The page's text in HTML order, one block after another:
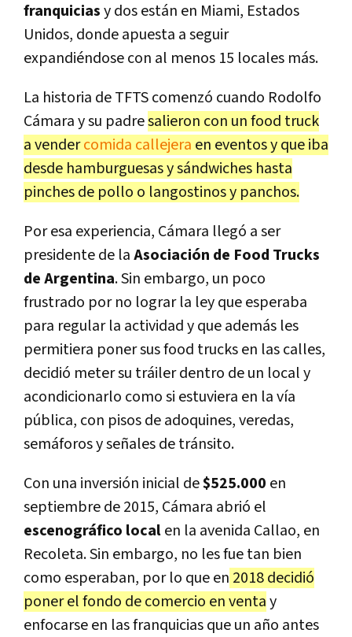
franquiciasy dos están en Miami, Estados
Unidos, donde apuesta a seguir
expandiéndose con al menos 15 locales más.
La historia de TFTS comenzó cuando Rodolfo
Cámara y su padresalieron con un food truck
a vendercomida callejera en eventos y que iba
desde hamburguesas y sándwiches hasta
pinches de pollo o langostinos y panchos.
Por esa experiencia, Cámara llegó a ser
presidente de laAsociación de Food Trucks
de Argentina. Sin embargo, un poco
frustrado por no lograr la ley que esperaba
para regular la actividad y que además les
permitiera poner sus food trucks en las calles,
decidió meter su tráiler dentro de un local y
acondicionarlo como si estuviera en la vía
pública, con pisos de adoquines, veredas,
semáforos y señales de tránsito.
Con una inversión inicial de$525.000 en
septiembre de 2015, Cámara abrió el
escenográfico localen la avenida Callao, en
Recoleta. Sin embargo, no les fue tan bien
como esperaban, por lo que en 2018 decidió
poner el fondo de comercio en ventay
enfocarse en las franquicias que un año antes